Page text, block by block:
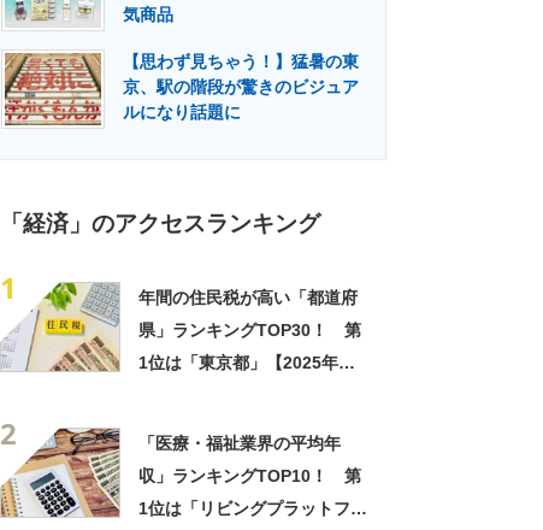
気商品
【思わず見ちゃう！】猛暑の東
京、駅の階段が驚きのビジュア
ルになり話題に
「経済」のアクセスランキング
1
年間の住民税が高い「都道府
県」ランキングTOP30！ 第
1位は「東京都」【2025年度
2
「医療・福祉業界の平均年
収」ランキングTOP10！ 第
1位は「リビングプラットフォ